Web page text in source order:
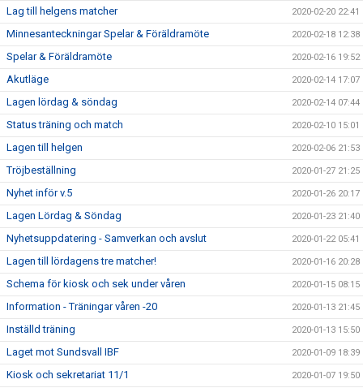
Lag till helgens matcher 2020-02-20 22:41
Minnesanteckningar Spelar & Föräldramöte 2020-02-18 12:38
Spelar & Föräldramöte 2020-02-16 19:52
Akutläge 2020-02-14 17:07
Lagen lördag & söndag 2020-02-14 07:44
Status träning och match 2020-02-10 15:01
Lagen till helgen 2020-02-06 21:53
Tröjbeställning 2020-01-27 21:25
Nyhet inför v.5 2020-01-26 20:17
Lagen Lördag & Söndag 2020-01-23 21:40
Nyhetsuppdatering - Samverkan och avslut 2020-01-22 05:41
Lagen till lördagens tre matcher! 2020-01-16 20:28
Schema för kiosk och sek under våren 2020-01-15 08:15
Information - Träningar våren -20 2020-01-13 21:45
Inställd träning 2020-01-13 15:50
Laget mot Sundsvall IBF 2020-01-09 18:39
Kiosk och sekretariat 11/1 2020-01-07 19:50